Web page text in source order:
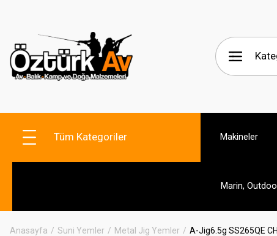
Tüm Kategoriler Makineler
Marin,
Anasayfa Suni Yemler Metal Jig Yemler A-Jig6.5g SS265QE